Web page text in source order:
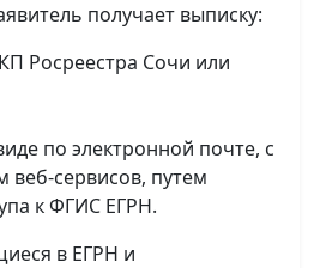
получает выписку:
Росреестра Сочи или
по электронной почте, с
веб-сервисов, путем
к ФГИС ЕГРН.
в ЕГРН и